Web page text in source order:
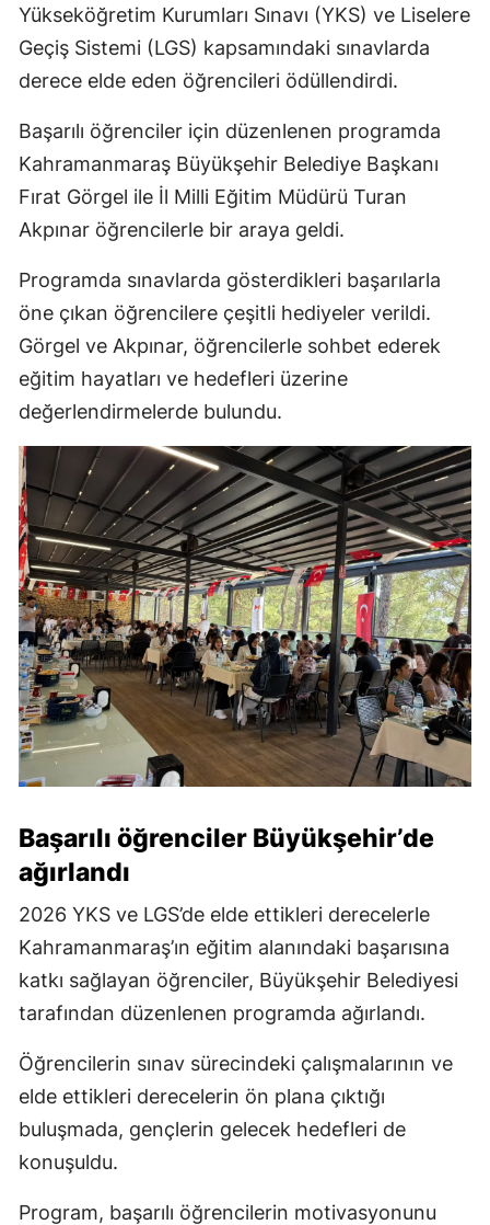
Yükseköğretim Kurumları Sınavı (YKS) ve Liselere
Geçiş Sistemi (LGS) kapsamındaki sınavlarda
derece elde eden öğrencileri ödüllendirdi.
Başarılı öğrenciler için düzenlenen programda
Kahramanmaraş Büyükşehir Belediye Başkanı
Fırat Görgel ile İl Milli Eğitim Müdürü Turan
Akpınar öğrencilerle bir araya geldi.
Programda sınavlarda gösterdikleri başarılarla
öne çıkan öğrencilere çeşitli hediyeler verildi.
Görgel ve Akpınar, öğrencilerle sohbet ederek
eğitim hayatları ve hedefleri üzerine
değerlendirmelerde bulundu.
Başarılı öğrenciler Büyükşehir’de
ağırlandı
2026 YKS ve LGS’de elde ettikleri derecelerle
Kahramanmaraş’ın eğitim alanındaki başarısına
katkı sağlayan öğrenciler, Büyükşehir Belediyesi
tarafından düzenlenen programda ağırlandı.
Öğrencilerin sınav sürecindeki çalışmalarının ve
elde ettikleri derecelerin ön plana çıktığı
buluşmada, gençlerin gelecek hedefleri de
konuşuldu.
Program, başarılı öğrencilerin motivasyonunu